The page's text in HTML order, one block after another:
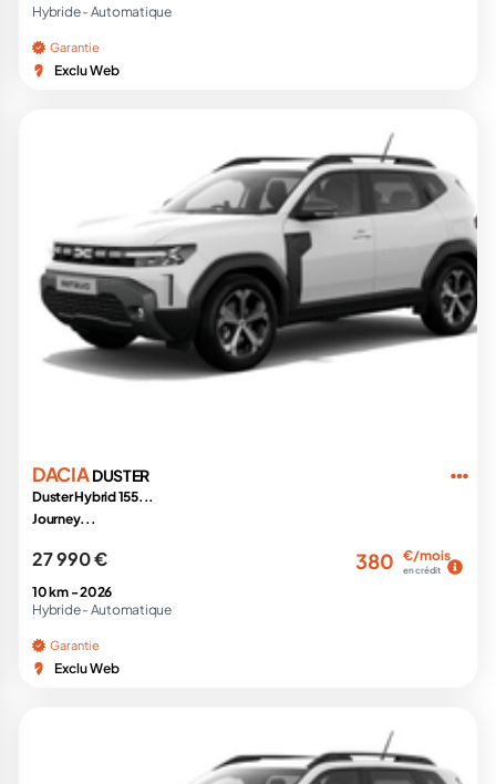
Hybride - Automatique
Garantie
Exclu Web
DACIADUSTER
Duster Hybrid 155...
Journey...
27 990 € 380 €/mois
en crédit
10 km -2026
Hybride - Automatique
Garantie
Exclu Web